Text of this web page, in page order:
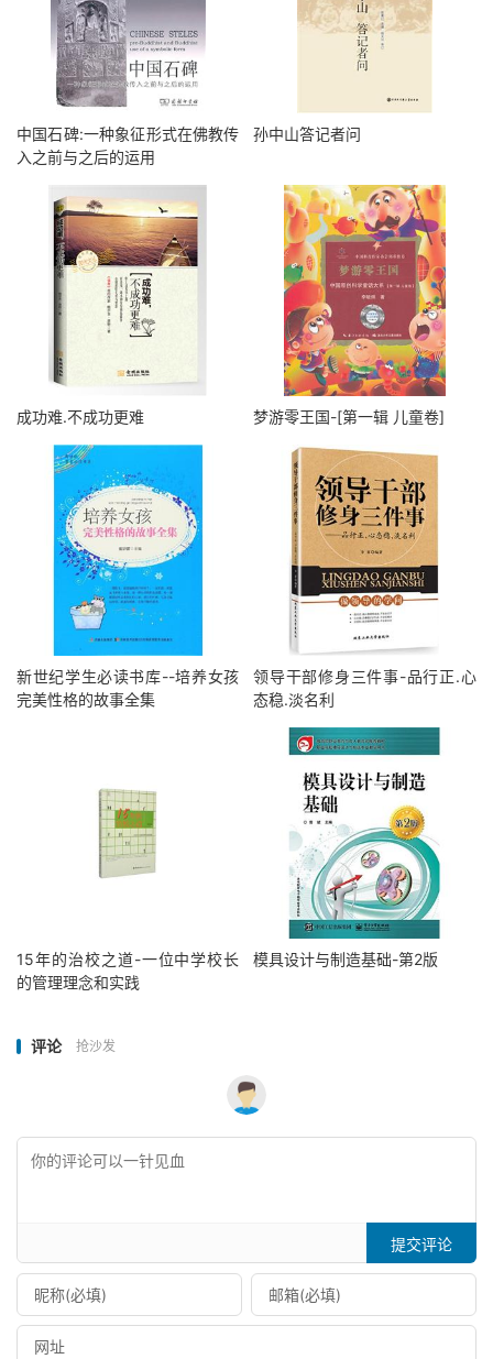
中国石碑:一种象征形式在佛教传
入之前与之后的运用
孙中山答记者问
成功难.不成功更难 梦游零王国-[第一辑 儿童卷]
新世纪学生必读书库--培养女孩
完美性格的故事全集
领导干部修身三件事-品行正.心
态稳.淡名利
15年的治校之道-一位中学校长
的管理理念和实践
模具设计与制造基础-第2版
评论 抢沙发
提交评论